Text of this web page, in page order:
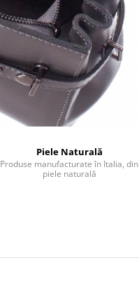
Piele Naturală
Produse manufacturate în Italia, din
piele naturală